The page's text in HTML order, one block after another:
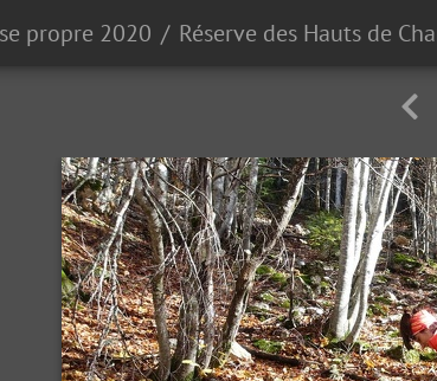
propre 2020